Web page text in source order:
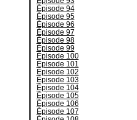
Épisode 94
Épisode 95
Épisode 96
Épisode 97
Épisode 98
Épisode 99
Épisode 100
Épisode 101
Épisode 102
Épisode 103
Épisode 104
Épisode 105
Épisode 106
Épisode 107